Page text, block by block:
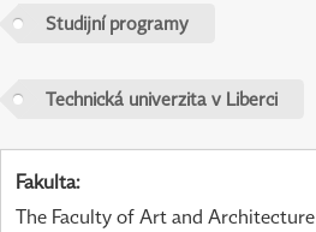
Studijní programy
Technická univerzita v Liberci
Fakulta:
The Faculty of Art and Architecture